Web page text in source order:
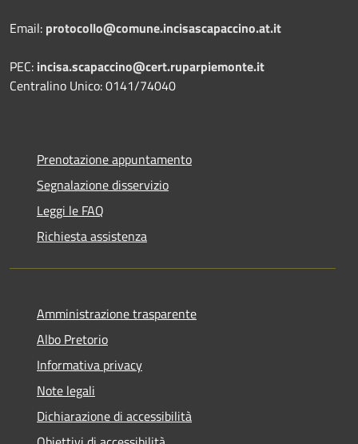
Email: protocollo@comune.incisascapaccino.at.it
PEC: incisa.scapaccino@cert.ruparpiemonte.it
Centralino Unico: 0141/74040
Prenotazione appuntamento
Segnalazione disservizio
Leggi le FAQ
Richiesta assistenza
Amministrazione trasparente
Albo Pretorio
Informativa privacy
Note legali
Dichiarazione di accessibilità